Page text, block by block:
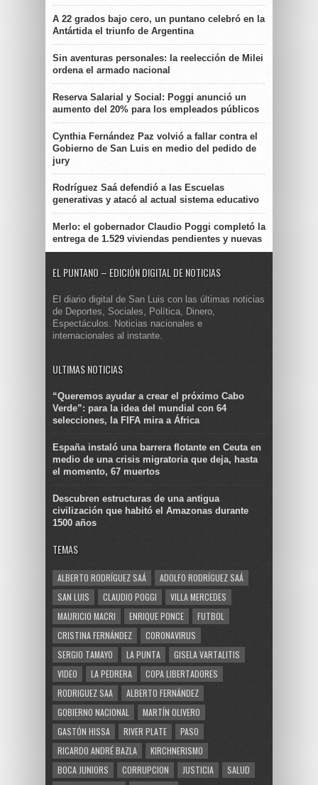
A 22 grados bajo cero, un puntano celebró en la
Antártida el triunfo de Argentina
Sin aventuras personales: la reelección de Milei
ordena el armado nacional
Reserva Salarial y Social: Poggi anunció un
aumento del 20% para los empleados públicos
Cynthia Fernández Paz volvió a fallar contra el
Gobierno de San Luis en medio del pedido de
jury
Rodríguez Saá defendió a las Escuelas
generativas y atacó al actual sistema educativo
Merlo: el gobernador Claudio Poggi completó la
entrega de 1.529 viviendas pendientes y nuevas
EL PUNTANO – EDICIÓN DIGITAL DE NOTICIAS
El diario digital de San Luis con las últimas noticias
de Deportes, Sociales, Política, Dinero,
Espectáculos. Noticias nacionales e
internacionales al instante.
ULTIMAS NOTICIAS
“Queremos ayudar a crear el próximo Cabo
Verde”: para la idea del mundial con 64
selecciones, la FIFA mira a África
España instaló una barrera flotante en Ceuta en
medio de una crisis migratoria que deja, hasta
el momento, 67 muertos
Descubren estructuras de una antigua
civilización que habitó el Amazonas durante
1500 años
TEMAS
ALBERTO RODRÍGUEZ SAÁ
ADOLFO RODRÍGUEZ SAÁ
SAN LUIS
CLAUDIO POGGI
VILLA MERCEDES
MAURICIO MACRI
ENRIQUE PONCE
FUTBOL
CRISTINA FERNÁNDEZ
CORONAVIRUS
SERGIO TAMAYO
LA PUNTA
GISELA VARTALITIS
VIDEO
LA PEDRERA
COPA LIBERTADORES
RODRIGUEZ SAA
ALBERTO FERNÁNDEZ
GOBIERNO NACIONAL
MARTÍN OLIVERO
GASTÓN HISSA
RIVER PLATE
PASO
RICARDO ANDRÉ BAZLA
KIRCHNERISMO
BOCA JUNIORS
CORRUPCION JUSTICIA
SALUD